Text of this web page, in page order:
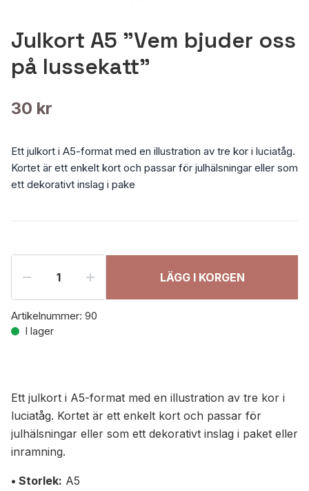
Julkort A5 "Vem bjuder oss
på lussekatt"
30 kr
Ett julkort i A5-format med en illustration av tre kor i luciatåg.
Kortet är ett enkelt kort och passar för julhälsningar eller som
ett dekorativt inslag i pake
LÄGG I KORGEN
Artikelnummer: 90
I lager
Ett julkort i A5-format med en illustration av tre kor i
luciatåg. Kortet är ett enkelt kort och passar för
julhälsningar eller som ett dekorativt inslag i paket eller
inramning.
• Storlek: A5